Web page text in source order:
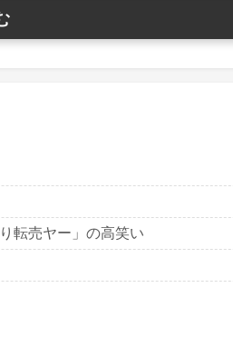
転売ヤー」の高笑い